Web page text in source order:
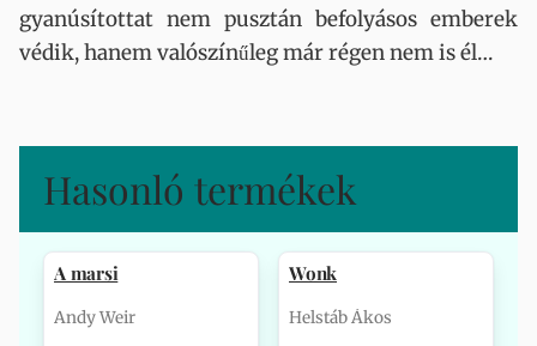
gyanúsítottat nem pusztán befolyásos emberek
védik, hanem valószínűleg már régen nem is él…
Hasonló termékek
A marsi
Andy Weir
Wonk
Helstáb Ákos